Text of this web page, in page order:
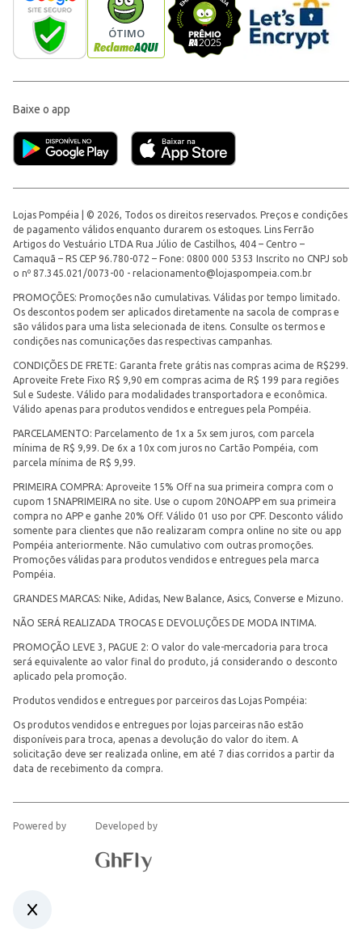
Baixe o app
Lojas Pompéia | © 2026, Todos os direitos reservados. Preços e condições
de pagamento válidos enquanto durarem os estoques. Lins Ferrão
Artigos do Vestuário LTDA Rua Júlio de Castilhos, 404 – Centro –
Camaquã – RS CEP 96.780-072 – Fone: 0800 000 5353 Inscrito no CNPJ sob
o nº 87.345.021/0073-00 - relacionamento@lojaspompeia.com.br
PROMOÇÕES: Promoções não cumulativas. Válidas por tempo limitado.
Os descontos podem ser aplicados diretamente na sacola de compras e
são válidos para uma lista selecionada de itens. Consulte os termos e
condições nas comunicações das respectivas campanhas.
CONDIÇÕES DE FRETE: Garanta frete grátis nas compras acima de R$299.
Aproveite Frete Fixo R$ 9,90 em compras acima de R$ 199 para regiões
Sul e Sudeste. Válido para modalidades transportadora e econômica.
Válido apenas para produtos vendidos e entregues pela Pompéia.
PARCELAMENTO: Parcelamento de 1x a 5x sem juros, com parcela
mínima de R$ 9,99. De 6x a 10x com juros no Cartão Pompéia, com
parcela mínima de R$ 9,99.
PRIMEIRA COMPRA: Aproveite 15% Off na sua primeira compra com o
cupom 15NAPRIMEIRA no site. Use o cupom 20NOAPP em sua primeira
compra no APP e ganhe 20% Off. Válido 01 uso por CPF. Desconto válido
somente para clientes que não realizaram compra online no site ou app
Pompéia anteriormente. Não cumulativo com outras promoções.
Promoções válidas para produtos vendidos e entregues pela marca
Pompéia.
GRANDES MARCAS: Nike, Adidas, New Balance, Asics, Converse e Mizuno.
NÃO SERÁ REALIZADA TROCAS E DEVOLUÇÕES DE MODA INTIMA.
PROMOÇÃO LEVE 3, PAGUE 2: O valor do vale-mercadoria para troca
será equivalente ao valor final do produto, já considerando o desconto
aplicado pela promoção.
Produtos vendidos e entregues por parceiros das Lojas Pompéia:
Os produtos vendidos e entregues por lojas parceiras não estão
disponíveis para troca, apenas a devolução do valor do item. A
solicitação deve ser realizada online, em até 7 dias corridos a partir da
data de recebimento da compra.
Powered by Developed by